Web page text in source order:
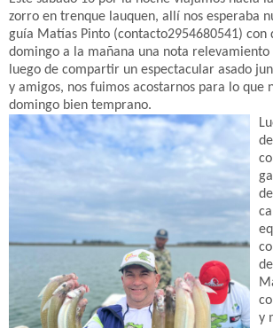
zorro en trenque lauquen, allí nos esperaba
guía Matías Pinto (contacto2954680541) con
domingo a la mañana una nota relevamiento
luego de compartir un espectacular asado
y amigos, nos fuimos acostarnos para lo que
domingo bien temprano.
y